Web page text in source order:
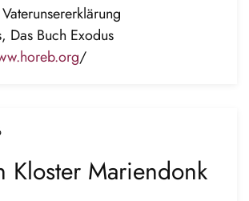
Das Buch Exodus
/
Kloster Mariendonk